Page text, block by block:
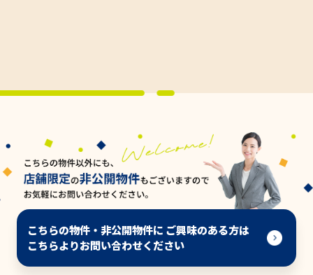
こちらの物件・非公開物件に ご興味のある方は
こちらよりお問い合わせください